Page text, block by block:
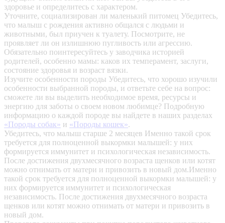
здоровье и определитесь с характером.
Уточните, социализирован ли маленький питомец Убедитесь,
что малыш с рождения активно общался с людьми и
животными, был приучен к туалету. Посмотрите, не
проявляет ли он излишнюю пугливость или агрессию.
Обязательно поинтересуйтесь у заводчика историей
родителей, особенно мамы: каков их темперамент, заслуги,
состояние здоровья и возраст вязки.
Изучите особенности породы Убедитесь, что хорошо изучили
особенности выбранной породы, и ответьте себе на вопрос:
сможете ли вы выделить необходимое время, ресурсы и
энергию для заботы о своем новом любимце? Подробную
информацию о каждой породе вы найдете в наших разделах
«Породы собак» и «Породы кошек».
Убедитесь, что малыш старше 2 месяцев Именно такой срок
требуется для полноценной выкормки малышей: у них
формируется иммунитет и психологическая независимость.
После достижения двухмесячного возраста щенков или котят
можно отнимать от матери и привозить в новый дом.Именно
такой срок требуется для полноценной выкормки малышей: у
них формируется иммунитет и психологическая
независимость. После достижения двухмесячного возраста
щенков или котят можно отнимать от матери и привозить в
новый дом.